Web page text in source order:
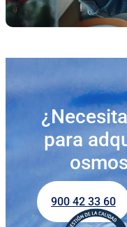
para
900 42 33 60